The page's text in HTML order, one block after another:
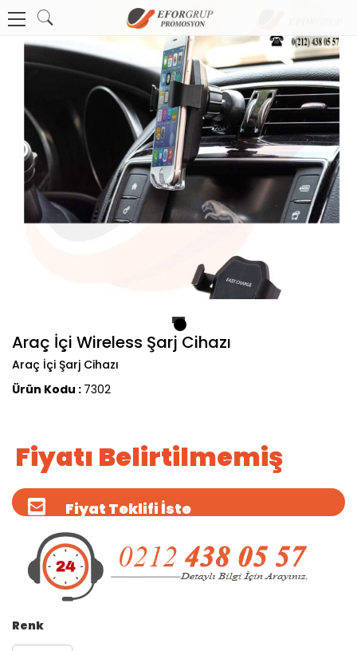
Araç İçi Wireless Şarj Cihazı
Araç İçi Şarj Cihazı
Ürün Kodu : 7302
Fiyatı Belirtilmemiş
Fiyat Teklifi İste
Renk